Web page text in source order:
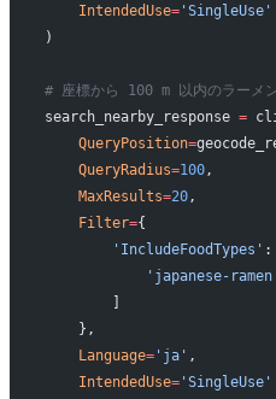
    IntendedUse
='SingleUse'
)
# 座標から 100 m 以内のラーメ
search_nearby_response =
    QueryPosition
=
    QueryRadius
=100,
    MaxResults
=20,
    Filter
={
        'IncludeFoodTypes'
:
            'japanese-ramen'
    },
    Language
='ja' ,
    IntendedUse
='SingleUse'